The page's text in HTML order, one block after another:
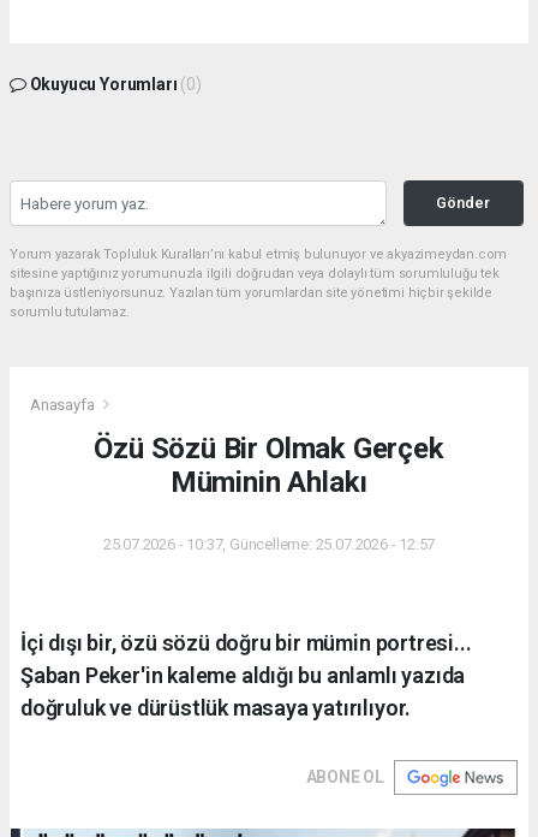
Okuyucu Yorumları (0)
Gönder
Yorum yazarak Topluluk Kuralları’nı kabul etmiş bulunuyor ve akyazimeydan.com
sitesine yaptığınız yorumunuzla ilgili doğrudan veya dolaylı tüm sorumluluğu tek
başınıza üstleniyorsunuz. Yazılan tüm yorumlardan site yönetimi hiçbir şekilde
sorumlu tutulamaz.
Anasayfa
Özü Sözü Bir Olmak Gerçek
Müminin Ahlakı
25.07.2026 - 10:37, Güncelleme: 25.07.2026 - 12:57
İçi dışı bir, özü sözü doğru bir mümin portresi...
Şaban Peker'in kaleme aldığı bu anlamlı yazıda
doğruluk ve dürüstlük masaya yatırılıyor.
ABONE OL